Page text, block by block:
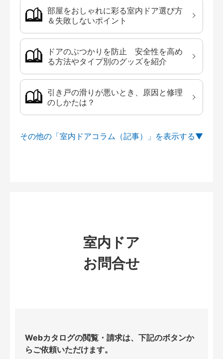
部屋をおしゃれに彩る室内ドア選び方
＆失敗しないポイント
ドアのぶつかりを防止 安全性を高め
る方法やタイプ別のグッズを紹介
引き戸の滑りが悪いとき、原因と修理
のしかたは？
その他の「室内ドアコラム（記事）」を
室内ドア
お問合せ
Webカタログの閲覧・請求は、下記のボタンか
らご依頼いただけます。